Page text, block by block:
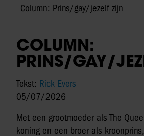
Column: Prins/gay/jezelf zijn
COLUMN:
PRINS/GAY/
Tekst: Rick Evers
05/07/2026
Met een grootmoeder als The
koning en een broer als